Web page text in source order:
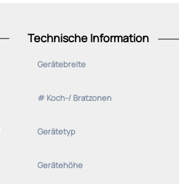
Technische Information
Gerätebreite
# Koch-/ Bratzonen
Gerätetyp
Gerätehöhe